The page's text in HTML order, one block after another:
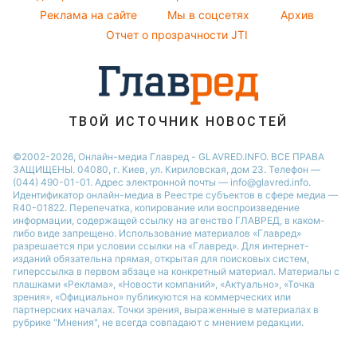
Новости Ровно
София Ротару
Ольга Сумская
Напитки
Праздничное меню
Реклама на сайте
Мы в соцсетях
Архив
Отчет о прозрачности JTI
ТВОЙ ИСТОЧНИК НОВОСТЕЙ
©2002-2026, Онлайн-медиа Главред - GLAVRED.INFO. ВСЕ ПРАВА
ЗАЩИЩЕНЫ. 04080, г. Киев, ул. Кириловская, дом 23. Телефон —
(044) 490-01-01. Адрес электронной почты — info@glavred.info.
Идентификатор онлайн-медиа в Реестре cубъектов в сфере медиа —
R40-01822. Перепечатка, копирование или воспроизведение
информации, содержащей ссылку на агенство ГЛАВРЕД, в каком-
либо виде запрещено. Использование материалов «Главред»
разрешается при условии ссылки на «Главред». Для интернет-
изданий обязательна прямая, открытая для поисковых систем,
гиперссылка в первом абзаце на конкретный материал. Материалы с
плашками «Реклама», «Новости компаний», «Актуально», «Точка
зрения», «Официально» публикуются на коммерческих или
партнерских началах. Точки зрения, выраженные в материалах в
рубрике "Мнения", не всегда совпадают с мнением редакции.